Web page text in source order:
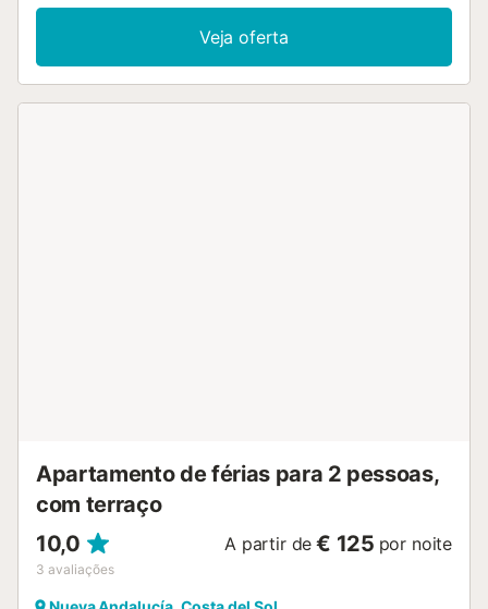
(adequado para videochamadas) com espaço de trabalho
dedicado, televisão, ar condicionado, máquina de lavar
roupa e secadora. O apartamento oferece ainda uma
pequena varanda privativa. Os transportes públicos
Veja oferta
Apartamento de férias para 2 pessoas,
com terraço
10,0
3 avaliações
A partir de € 125 por noite